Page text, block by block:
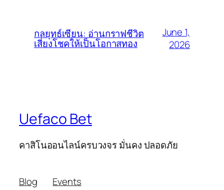
กลยุทธ์เซียน: อ่านกราฟชีวิต
เสี่ยงโชคให้เป็นโอกาสทอง
June 1,
2026
Uefaco Bet
คาสิโนออนไลน์ครบวงจร มั่นคง ปลอดภัย
Blog
Events